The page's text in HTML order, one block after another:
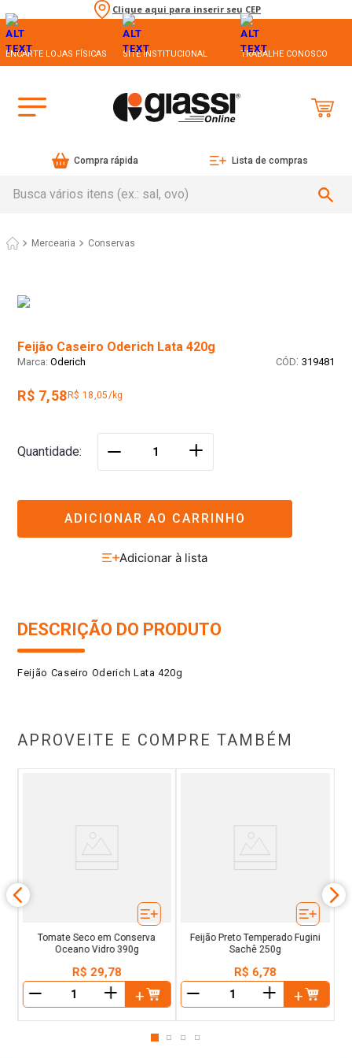
Clique aqui para inserir seu CEP
ENCARTE LOJAS FÍSICAS SITE INSTITUCIONAL TRABALHE CONOSCO
Compra rápida Lista de compras
Mercearia Conservas
Feijão Caseiro Oderich Lata 420g
Oderich : 319481
R$ 7,58 R$ 18,05/kg
Quantidade ＋
ADICIONAR AO CARRINHO
DESCRIÇÃO DO PRODUTO
Feijão Caseiro Oderich Lata 420g
APROVEITE E COMPRE TAMBÉM
Tomate Seco em Conserva
Oceano Vidro 390g
R$ 29,78
＋
Feijão Preto Temperado Fugini
Sachê 250g
R$ 6,78
＋